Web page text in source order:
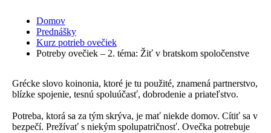
Domov
Prednášky
Kurz potrieb ovečiek
Potreby ovečiek – 2. téma: Žiť v bratskom spoločenstve
Grécke slovo koinonia, ktoré je tu použité, znamená partnerstvo,
blízke spojenie, tesnú spoluúčasť, dobrodenie a priateľstvo.
Potreba, ktorá sa za tým skrýva, je mať niekde domov. Cítiť sa v
bezpečí. Prežívať s niekým spolupatričnosť. Ovečka potrebuje